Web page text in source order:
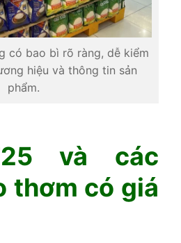
có bao bì rõ ràng, dễ kiểm
hiệu và thông tin sản
phẩm.
và các
thơm có giá